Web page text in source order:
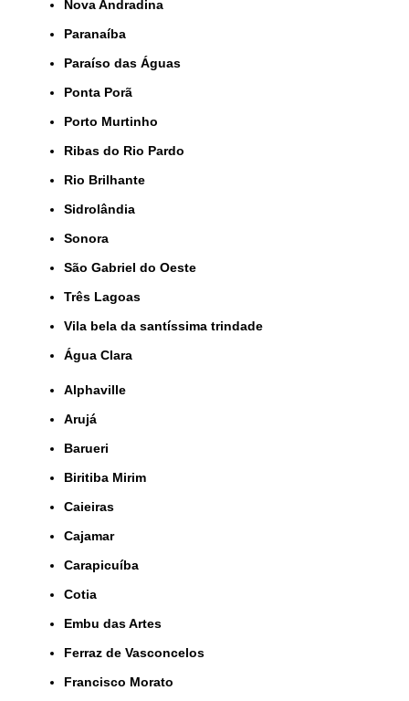
Nova Andradina
Paranaíba
Paraíso das Águas
Ponta Porã
Porto Murtinho
Ribas do Rio Pardo
Rio Brilhante
Sidrolândia
Sonora
São Gabriel do Oeste
Três Lagoas
Vila bela da santíssima trindade
Água Clara
Alphaville
Arujá
Barueri
Biritiba Mirim
Caieiras
Cajamar
Carapicuíba
Cotia
Embu das Artes
Ferraz de Vasconcelos
Francisco Morato